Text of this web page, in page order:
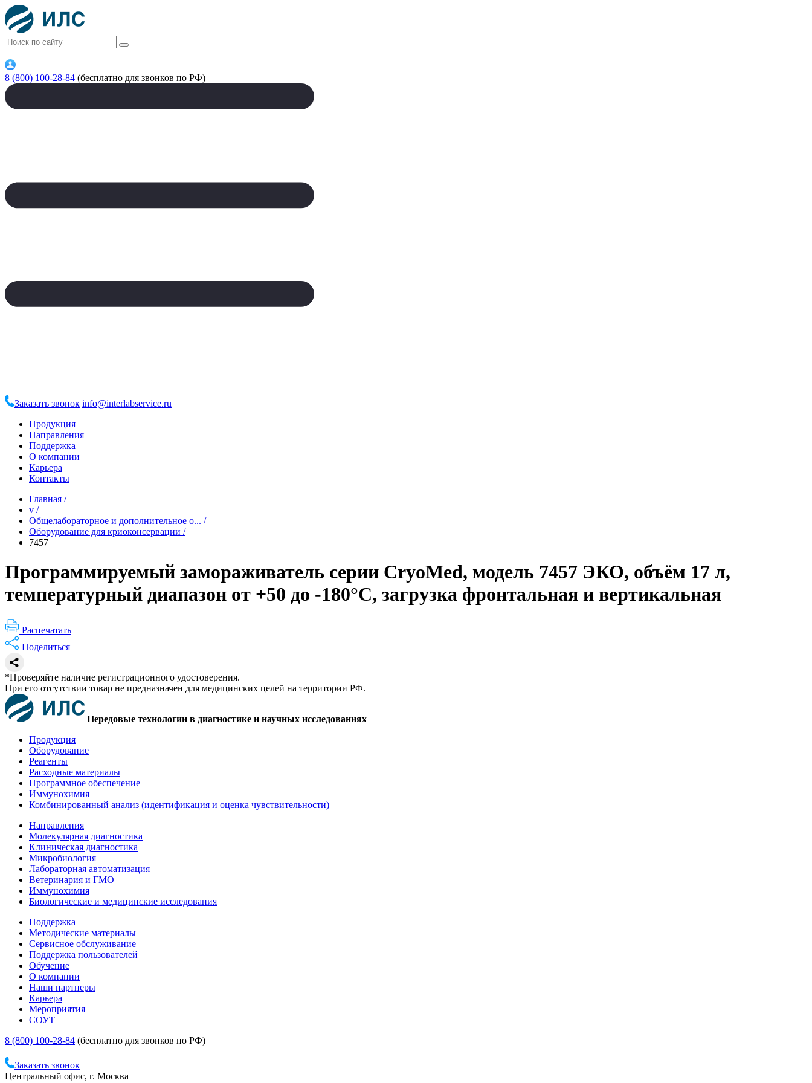
8 (800) 100-28-84 (бесплатно для звонков по РФ)
Заказать звонок info@interlabservice.ru
Продукция
Направления
Поддержка
О компании
Карьера
Контакты
Главная /
v /
Общелабораторное и дополнительное о... /
Оборудование для криоконсервации /
7457
Программируемый замораживатель серии CryoMed, модель 7457 ЭКО, объём 17 л,
температурный диапазон от +50 до -180°C, загрузка фронтальная и вертикальная
Распечатать
Поделиться
*Проверяйте наличие регистрационного удостоверения.
При его отсутствии товар не предназначен для медицинских целей на территории РФ.
Передовые технологии в диагностике и научных исследованиях
Продукция
Оборудование
Реагенты
Расходные материалы
Программное обеспечение
Иммунохимия
Комбинированный анализ (идентификация и оценка чувствительности)
Направления
Молекулярная диагностика
Клиническая диагностика
Микробиология
Лабораторная автоматизация
Ветеринария и ГМО
Иммунохимия
Биологические и медицинские исследования
Поддержка
Методические материалы
Сервисное обслуживание
Поддержка пользователей
Обучение
О компании
Наши партнеры
Карьера
Мероприятия
СОУТ
8 (800) 100-28-84 (бесплатно для звонков по РФ)
Заказать звонок
Центральный офис, г. Москва